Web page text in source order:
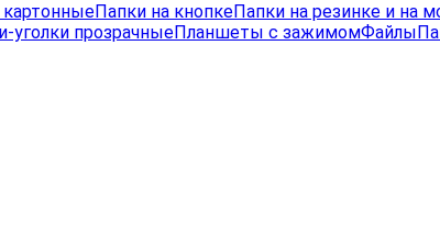
Папки на кнопкеПапки на резинке и на
уголки прозрачныеПланшеты с зажимомФайлы